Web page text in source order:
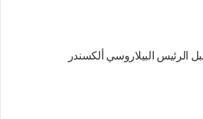
البيلاروسي ألكسندر